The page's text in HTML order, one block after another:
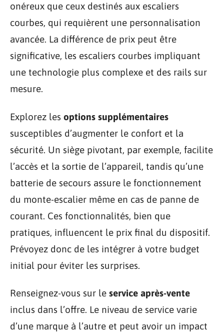
onéreux que ceux destinés aux escaliers
courbes, qui requièrent une personnalisation
avancée. La différence de prix peut être
significative, les escaliers courbes impliquant
une technologie plus complexe et des rails sur
mesure.
Explorez les options supplémentaires
susceptibles d’augmenter le confort et la
sécurité. Un siège pivotant, par exemple, facilite
l’accès et la sortie de l’appareil, tandis qu’une
batterie de secours assure le fonctionnement
du monte-escalier même en cas de panne de
courant. Ces fonctionnalités, bien que
pratiques, influencent le prix final du dispositif.
Prévoyez donc de les intégrer à votre budget
initial pour éviter les surprises.
Renseignez-vous sur le service après-vente
inclus dans l’offre. Le niveau de service varie
d’une marque à l’autre et peut avoir un impact